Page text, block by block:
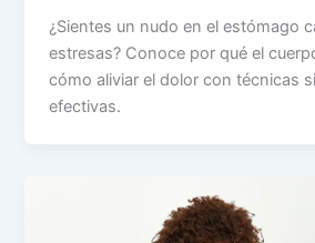
¿Sientes un nudo en el estómago
estresas? Conoce por qué el
cómo aliviar el dolor con técnicas
efectivas.